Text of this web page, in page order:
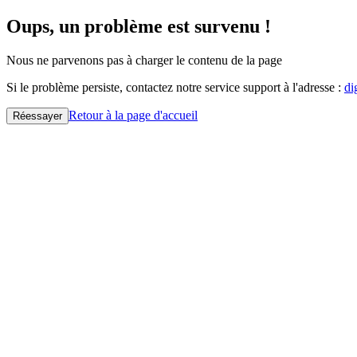
Oups, un problème est survenu !
Nous ne parvenons pas à charger le contenu de la page
Si le problème persiste, contactez notre service support à l'adresse :
Réessayer Retour à la page d'accueil